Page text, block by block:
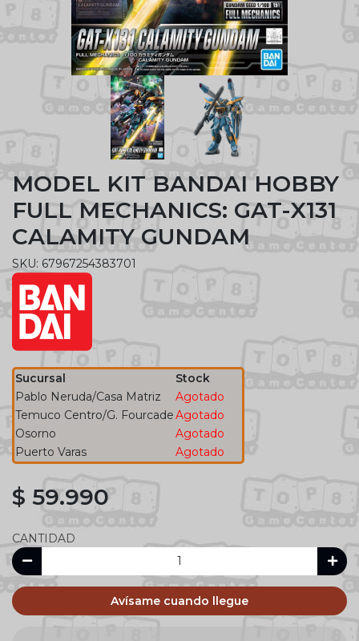
MODEL KIT BANDAI HOBBY
FULL MECHANICS: GAT-X131
CALAMITY GUNDAM
SKU: 67967254383701
Sucursal
Stock
Pablo Neruda/Casa Matriz
Agotado
Temuco Centro/G. FourcadeAgotado
Osorno
Agotado
Puerto Varas
Agotado
$ 59.990
CANTIDAD
Avísame cuando llegue